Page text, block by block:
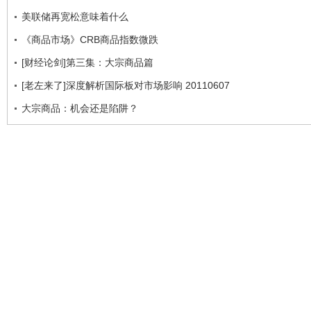
美联储再宽松意味着什么
《商品市场》CRB商品指数微跌
[财经论剑]第三集：大宗商品篇
[老左来了]深度解析国际板对市场影响 20110607
大宗商品：机会还是陷阱？